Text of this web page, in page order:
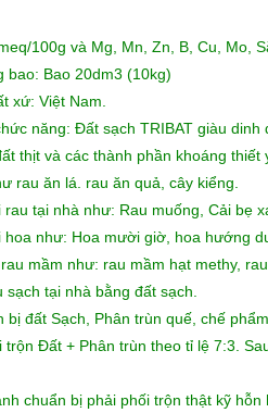
100g và Mg, Mn, Zn, B, Cu, Mo,
bao: Bao 20dm3 (10kg)
xứ: Việt Nam.
năng: Đất sạch TRIBAT giàu
thịt và các thành phần khoáng
rau ăn lá. rau ăn quả, cây kiểng.
rau tại nhà như: Rau muống, Cải bẹ
hoa như: Hoa mười giờ, hoa hướng
mầm như: rau mầm hạt methy,
sạch tại nhà bằng đất sạch.
bị đất Sạch, Phân trùn quế, chế
trộn Đất + Phân trùn theo tỉ lệ 7:3.
chuẩn bị phải phối trộn thật kỹ hỗn